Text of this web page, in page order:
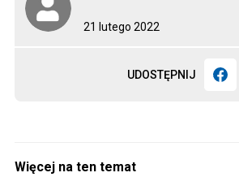
21 lutego 2022
UDOSTĘPNIJ